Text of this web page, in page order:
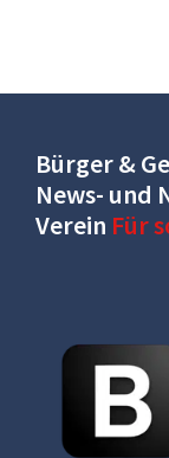
Bürger &
News- und
Verein Für